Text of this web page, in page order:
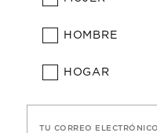
HOMBRE
HOGAR
TU CORREO ELECTRÓNICO